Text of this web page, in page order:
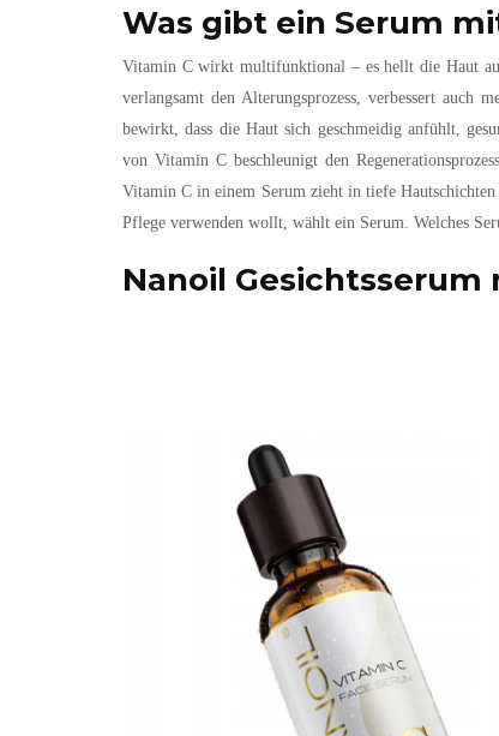
Was gibt ein Serum
Vitamin C wirkt multifunktional – es hellt die Haut
verlangsamt den Alterungsprozess, verbessert auch
bewirkt, dass die Haut sich geschmeidig anfühlt,
von Vitamin C beschleunigt den
Vitamin C in einem Serum zieht in tiefe
Pflege verwenden wollt, wählt ein Serum. Welches
Nanoil